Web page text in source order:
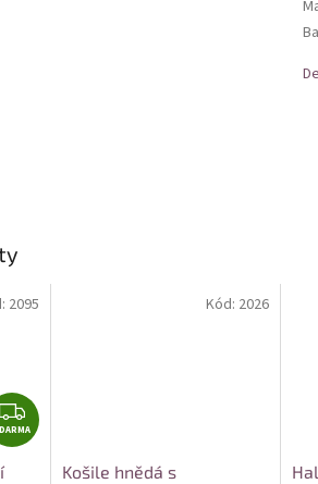
Z
D
2095
Košile hnědá s
Kód: 2026